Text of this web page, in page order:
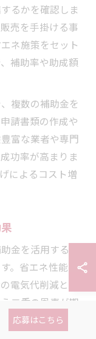
るかを確認しま
売を手掛ける事
ネ施策をセット
補助率や助成額
複数の補助金を
請書類の作成や
富な業者や専門
功率が高まりま
によるコスト増
金を活用するこ
。省エネ性能の
電気代削減と、
二重の恩恵が期
助金」や「埼玉
応募はこちら